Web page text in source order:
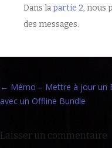
Dans lapartie 2, nous
des messages.
Navigation
des
← Mémo – Mettre à jour un
avec un Offline Bundle
Laisser un commentaire